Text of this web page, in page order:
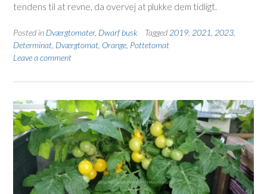
tendens til at revne, da overvej at plukke dem tidligt.
Posted in Dværgtomater, Dwarf busk Tagged 2019 2021 2023
Determinat Dværgtomat Orange Pottetomat
Leave a comment